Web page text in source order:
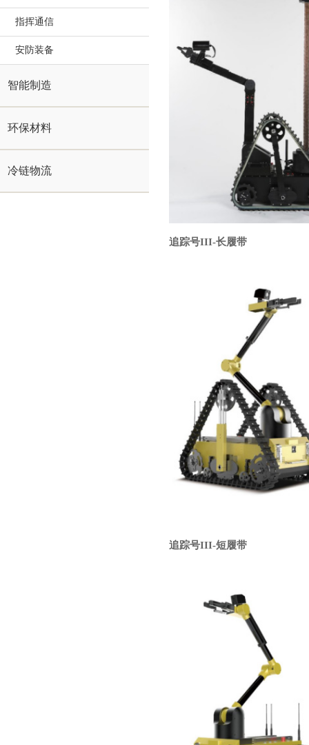
指挥通信
安防装备
智能制造
环保材料
冷链物流
追踪号III-长履带
追踪号III-短履带